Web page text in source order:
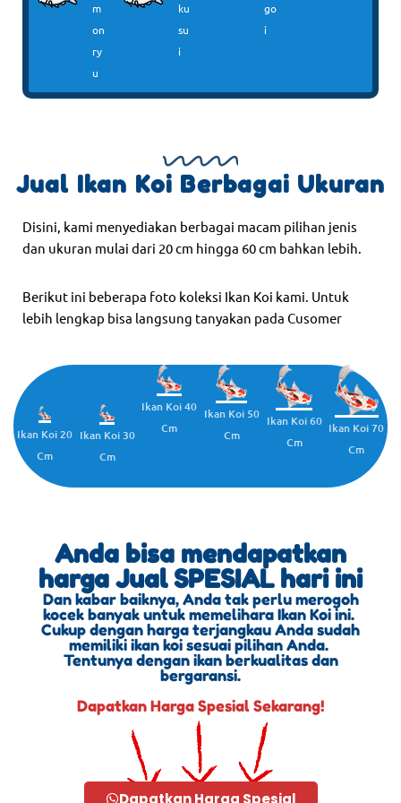
m
on
ry
u
ku
su
i
go
i
Jual Ikan Koi Berbagai Ukuran
Disini, kami menyediakan berbagai macam pilihan jenis
dan ukuran mulai dari 20 cm hingga 60 cm bahkan lebih.
Berikut ini beberapa foto koleksi Ikan Koi kami. Untuk
lebih lengkap bisa langsung tanyakan pada Cusomer
Ikan Koi 20
Cm
Ikan Koi 30
Cm
Ikan Koi 40
Cm
Ikan Koi 50
Cm
Ikan Koi 60
Cm
Ikan Koi 70
Cm
Anda bisa mendapatkan
harga Jual SPESIAL hari ini
Dan kabar baiknya, Anda tak perlu merogoh
kocek banyak untuk memelihara Ikan Koi ini.
Cukup dengan harga terjangkau Anda sudah
memiliki ikan koi sesuai pilihan Anda.
Tentunya dengan ikan berkualitas dan
bergaransi.
Dapatkan Harga Spesial Sekarang!
Dapatkan Harga Spesial